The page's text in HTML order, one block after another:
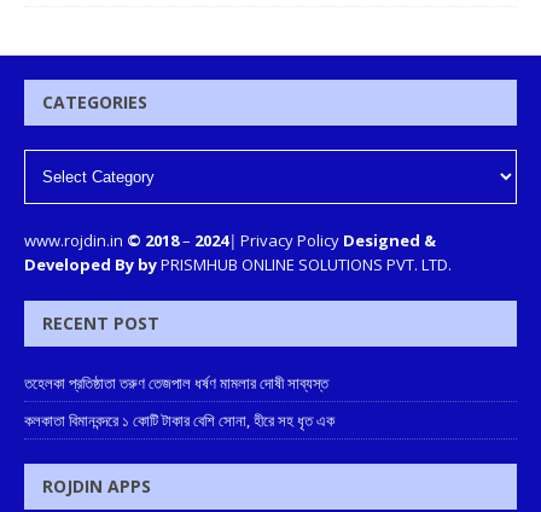
CATEGORIES
www.rojdin.in © 2018– 2024| Privacy Policy Designed &
Developed By byPRISMHUB ONLINE SOLUTIONS PVT. LTD.
RECENT POST
তহেলকা প্রতিষ্ঠাতা তরুণ তেজপাল ধর্ষণ মামলার দোষী সাব্যস্ত
কলকাতা বিমানবন্দরে ১ কোটি টাকার বেশি সোনা, হীরে সহ ধৃত এক
ROJDIN APPS